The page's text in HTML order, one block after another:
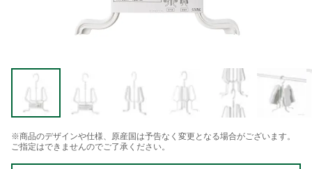
※商品のデザインや仕様、原産国は予告なく変更となる場合がございます。
ご指定はできませんのでご了承ください。